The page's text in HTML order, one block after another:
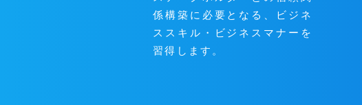
係構築に必要となる、ビジネ
ススキル・ビジネスマナーを
習得します。